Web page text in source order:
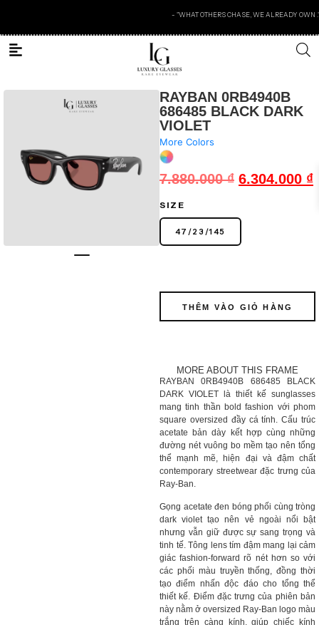
- "WHAT OTHERS CHASE, WE ALREADY OWN ." -
RAYBAN 0RB4940B
686485 BLACK DARK
VIOLET
More Colors
7.880.000₫ 6.304.000 ₫
SIZE
47 /23 /145
THÊM VÀO GIỎ HÀNG
MORE ABOUT THIS FRAME
RAYBAN 0RB4940B 686485 BLACK
DARK VIOLET là thiết kế sunglasses
mang tinh thần bold fashion với phom
square oversized đầy cá tính. Cấu trúc
acetate bản dày kết hợp cùng những
đường nét vuông bo mềm tạo nên tổng
thể mạnh mẽ, hiện đại và đậm chất
contemporary streetwear đặc trưng của
Ray-Ban.
Gọng acetate đen bóng phối cùng tròng
dark violet tạo nên vẻ ngoài nổi bật
nhưng vẫn giữ được sự sang trọng và
tinh tế. Tông lens tím đậm mang lại cảm
giác fashion-forward rõ nét hơn so với
các phối màu truyền thống, đồng thời
tạo điểm nhấn độc đáo cho tổng thể
thiết kế. Điểm đặc trưng của phiên bản
này nằm ở oversized Ray-Ban logo màu
trắng trên càng kính, giúp chiếc kính